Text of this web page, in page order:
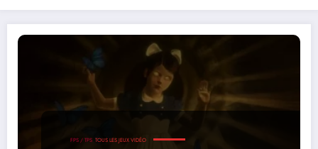
FPS / TPS TOUS LES JEUX VIDÉO